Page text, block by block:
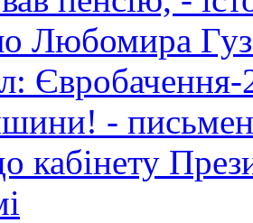
Любомира
-
кабінету